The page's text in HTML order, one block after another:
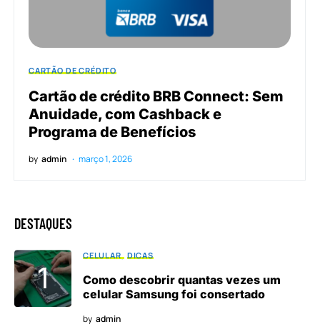
CARTÃO DE CRÉDITO
Cartão de crédito BRB Connect: Sem
Anuidade, com Cashback e
Programa de Benefícios
by admin março 1, 2026
DESTAQUES
CELULAR DICAS
Como descobrir quantas vezes um
celular Samsung foi consertado
by admin